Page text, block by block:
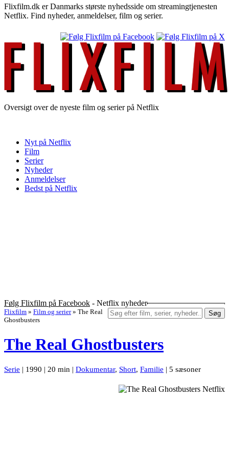
Flixfilm.dk er Danmarks største nyhedsside om streamingtjenesten
Netflix. Find nyheder, anmeldelser, film og serier.
Oversigt over de nyeste film og serier på Netflix
Nyt på Netflix
Film
Serier
Nyheder
Anmeldelser
Bedst på Netflix
Følg Flixfilm på Facebook - Netflix nyheder
Søg
Flixfilm » Film og serier » The Real
Ghostbusters
The Real Ghostbusters
Serie | 1990 | 20 min | Dokumentar, Short, Familie | 5 sæsoner